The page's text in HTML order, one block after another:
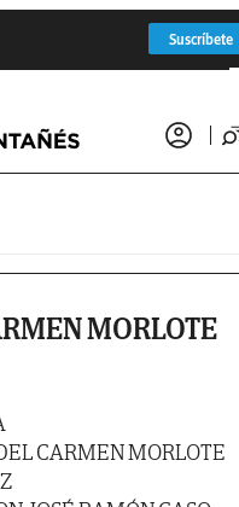
Suscríbete
MORLOTE
CARMEN MORLOTE